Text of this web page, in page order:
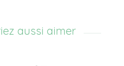
aussi aimer